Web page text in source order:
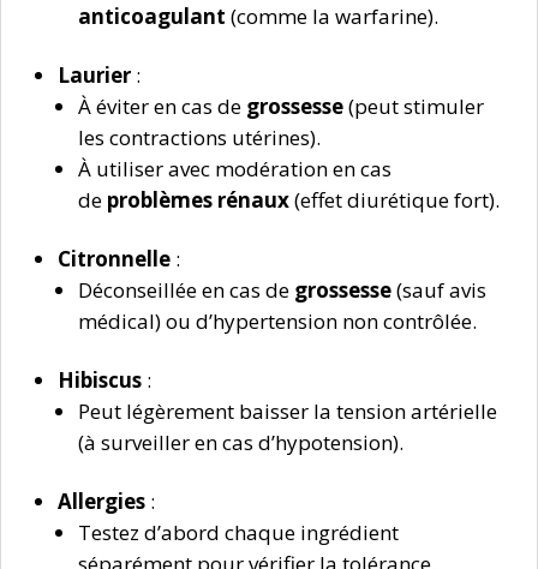
anticoagulant (comme la warfarine).
Laurier :
À éviter en cas de grossesse(peut stimuler
les contractions utérines).
À utiliser avec modération en cas
de problèmes rénaux(effet diurétique fort).
Citronnelle :
Déconseillée en cas de grossesse(sauf avis
médical) ou d’hypertension non contrôlée.
Hibiscus :
Peut légèrement baisser la tension artérielle
(à surveiller en cas d’hypotension).
Allergies :
Testez d’abord chaque ingrédient
séparément pour vérifier la tolérance.